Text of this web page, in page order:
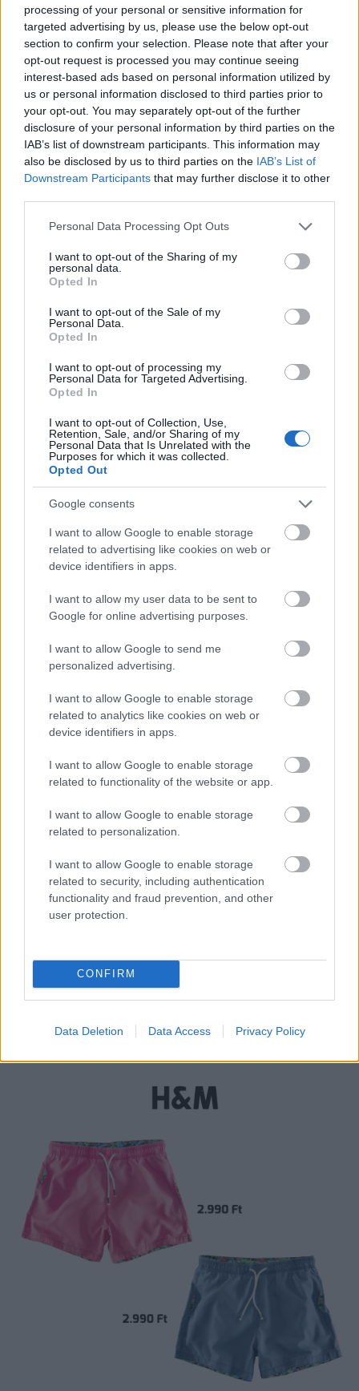
processing of your personal or sensitive information for
targeted advertising by us, please use the below opt-out
section to confirm your selection. Please note that after your
opt-out request is processed you may continue seeing
interest-based ads based on personal information utilized by
us or personal information disclosed to third parties prior to
your opt-out. You may separately opt-out of the further
disclosure of your personal information by third parties on the
IAB’s list of downstream participants. This information may
also be disclosed by us to third parties on the IAB’s List of
Downstream Participants that may further disclose it to other
Please note that this website/app uses one or more Google
not limited to your visit or usage behaviour. You may click to
grant or deny consent to Google and its third-party tags to
use your data for below specified purposes in below Google
consent section.
Personal Data Processing Opt Outs
I want to opt-out of the Sharing of my
personal data.
Opted In
I want to opt-out of the Sale of my
Personal Data.
Opted In
I want to opt-out of processing my
Personal Data for Targeted Advertising.
Opted In
I want to opt-out of Collection, Use,
Retention, Sale, and/or Sharing of my
Personal Data that Is Unrelated with the
Purposes for which it was collected.
Opted Out
Google consents
I want to allow Google to enable storage
related to advertising like cookies on web or
device identifiers in apps.
I want to allow my user data to be sent to
Google for online advertising purposes.
I want to allow Google to send me
personalized advertising.
I want to allow Google to enable storage
related to analytics like cookies on web or
device identifiers in apps.
I want to allow Google to enable storage
related to functionality of the website or app.
I want to allow Google to enable storage
related to personalization.
I want to allow Google to enable storage
related to security, including authentication
functionality and fraud prevention, and other
user protection.
CONFIRM
Data Deletion Data Access Privacy Policy